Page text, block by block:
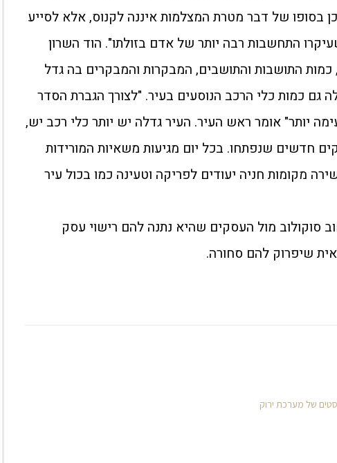
בסופו של דבר מטרת המצלמות איננה לקנוס, אלא לסייע
התחשבות רבה יותר של אדם בזולתו". הוד השרון
התושבות והתושבים, המבקרות והמבקרים בה גדל
גם כמות כלי הרכב הנוסעים בעיר. "לצורך הגברת הסדר
יותר" אומר ראש העיר. העיר גדלה יש יותר כלי רכב יש,
חדשים שנפתחו. בכל יום מגיעות משאיות המורידות
מקומות חניה יעודים לפריקה וטעינה כמו בכול עיר
סוקולוב מול העסקים שהיא נתנה להם רישוי עסק
שיפרוק להם סחורה.
של מערכת ירוק